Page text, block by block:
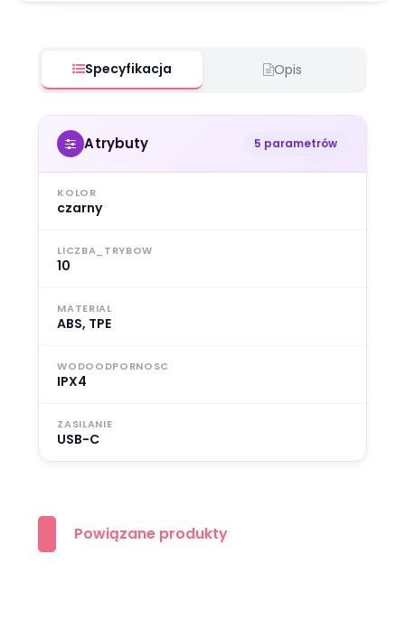
Specyfikacja Opis
Atrybuty 5 parametrów
KOLOR
czarny
LICZBA_TRYBOW
10
MATERIAL
ABS, TPE
WODOODPORNOSC
IPX4
ZASILANIE
USB-C
Powiązane produkty